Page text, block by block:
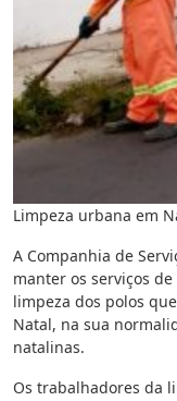
Limpeza urbana em
A Companhia de
manter os serviços
limpeza dos polos
Natal, na sua
natalinas.
Os trabalhadores da